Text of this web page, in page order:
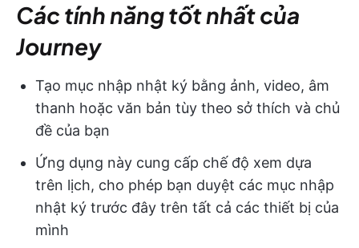
Các tính năng tốt nhất của
Journey
Tạo mục nhập nhật ký bằng ảnh, video, âm
thanh hoặc văn bản tùy theo sở thích và chủ
đề của bạn
Ứng dụng này cung cấp chế độ xem dựa
trên lịch, cho phép bạn duyệt các mục nhập
nhật ký trước đây trên tất cả các thiết bị của
mình